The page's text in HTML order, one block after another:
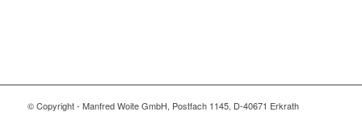
© Copyright - Manfred Woite GmbH, Postfach 1145, D-40671 Erkrath